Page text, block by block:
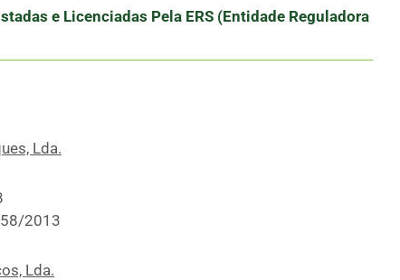
e Licenciadas Pela ERS (Entidade Reguladora
Lda.
2013
Lda.